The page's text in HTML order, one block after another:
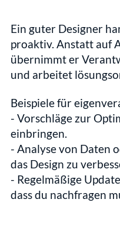
Ein guter Designer
proaktiv. Anstatt auf
übernimmt er
und arbeitet
Beispiele für
- Vorschläge zur
einbringen.
- Analyse von Daten
das Design zu
- Regelmäßige
dass du nachfragen